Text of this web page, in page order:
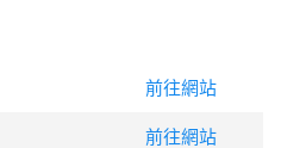
前往網站
前往網站